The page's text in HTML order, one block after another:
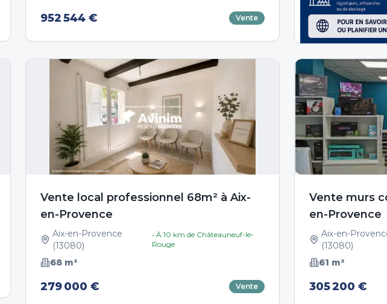
952 544 € Vente
Vente local professionnel 68m² à Aix-
en-Provence
Aix-en-Provence
(13080)
• À 10 km de Châteauneuf-le-
Rouge
68 m²
279 000 € Vente
Vente murs
en-Provence
Aix-en-
(13080)
61 m²
305 200 €